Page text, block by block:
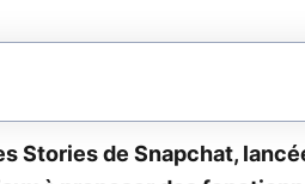
Stories de Snapchat,